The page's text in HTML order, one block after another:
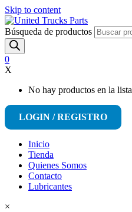
Skip to content
Búsqueda de productos
0
X
No hay productos en la lista
LOGIN / REGISTRO
Inicio
Tienda
Quienes Somos
Contacto
Lubricantes
×